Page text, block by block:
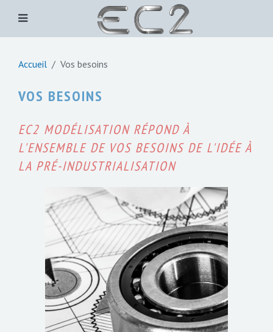
Accueil Vos besoins
VOS BESOINS
EC2 MODÉLISATION RÉPOND À
L'ENSEMBLE DE VOS BESOINS DE L'IDÉE À
LA PRÉ-INDUSTRIALISATION